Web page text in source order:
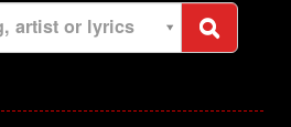
artist or lyrics